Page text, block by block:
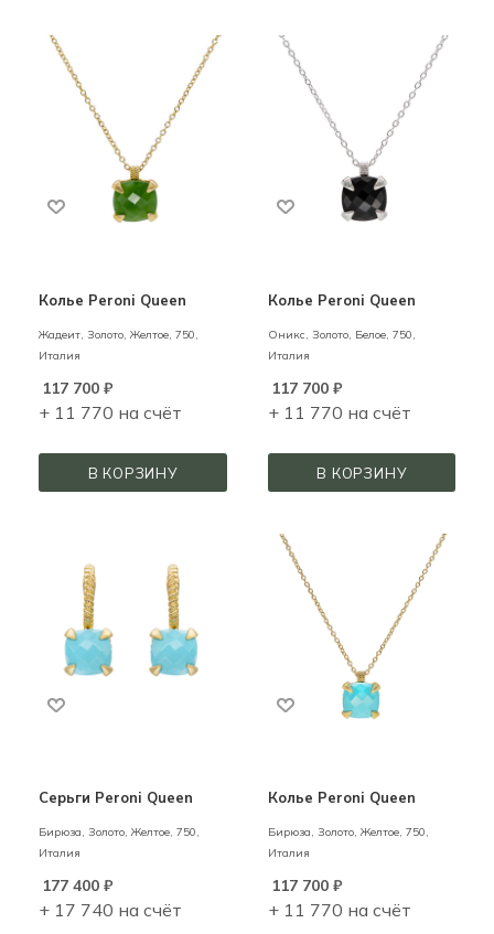
Колье Peroni Queеn
Жадеит, Золото, Желтое, 750,
Италия
117 700 ₽
+ 11 770 на счёт
В КОРЗИНУ
Колье Peroni Queеn
Оникс, Золото, Белое, 750,
Италия
117 700₽
+ 11 770 на счёт
В КОРЗИНУ
Серьги Peroni Queen
Бирюза, Золото,Желтое, 750,
Италия
177 400 ₽
+ 17 740 на счёт
Колье Peroni Queеn
Бирюза, Золото,Желтое, 750,
Италия
117 700₽
+ 11 770 на счёт